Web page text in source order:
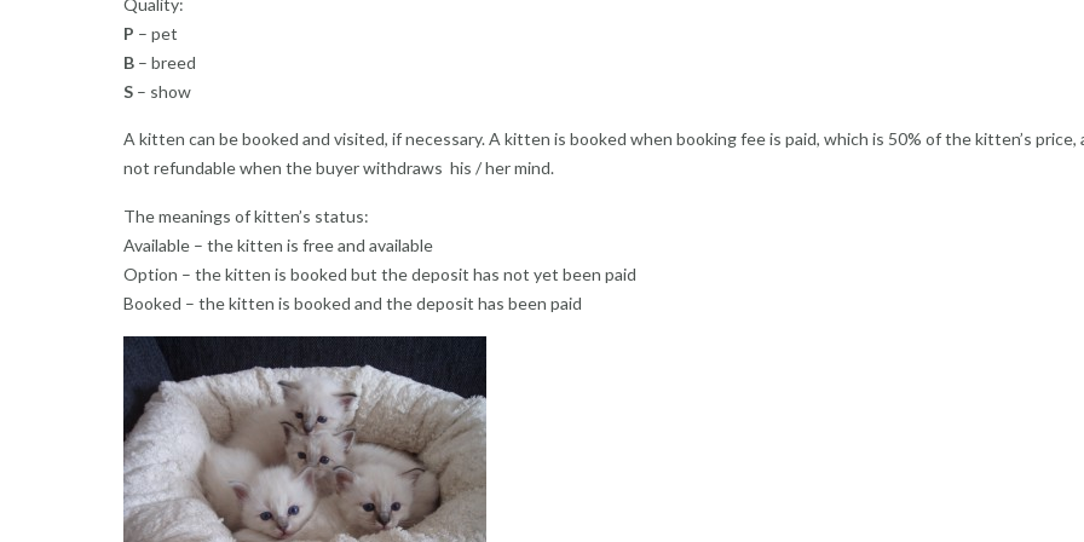
Quality:
P – pet
B – breed
S – show
A kitten can be booked and visited, if necessary. A kitten is booked when booking fee is paid, which is 50% of the kitten’s price,
not refundable when the buyer withdraws his / her mind.
The meanings of kitten’s status:
Available – the kitten is free and available
Option – the kitten is booked but the deposit has not yet been paid
Booked – the kitten is booked and the deposit has been paid